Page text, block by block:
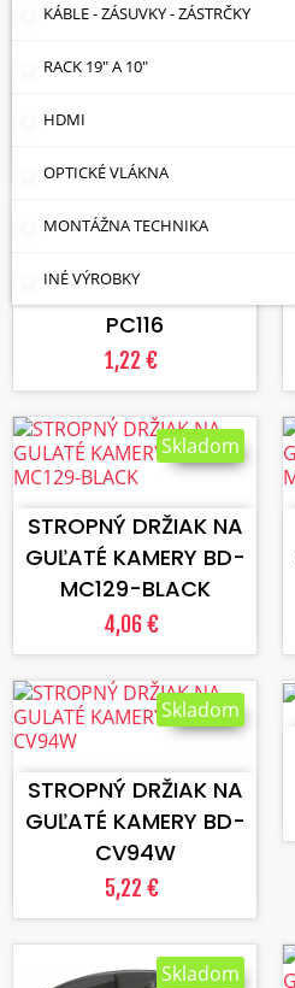
KÁBLE - ZÁSUVKY - ZÁSTRČKY
RACK 19" A 10"
HDMI
OPTICKÉ VLÁKNA
MONTÁŽNA TECHNIKA
INÉ VÝROBKY
VLOŽIŤ DO KOŠÍKA
DRŽIAK KAMERY BD-
PC116
1,22 €
Skladom
VLOŽIŤ DO KOŠÍKA
STROPNÝ DRŽIAK NA
GUĽATÉ KAMERY BD-
MC129-BLACK
4,06 €
Skladom
VLOŽIŤ DO KOŠÍKA
STROPNÝ DRŽIAK NA
GUĽATÉ KAMERY BD-
CV94W
5,22 €
Skladom
Skladom